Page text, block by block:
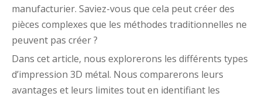
manufacturier. Saviez-vous que cela peut créer des
pièces complexes que les méthodes traditionnelles ne
peuvent pas créer ?
Dans cet article, nous explorerons les différents types
d’impression 3D métal. Nous comparerons leurs
avantages et leurs limites tout en identifiant les